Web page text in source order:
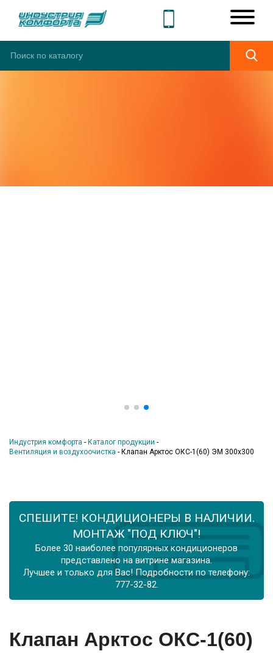
Индустрия комфорта - Каталог продукции -
Вентиляция и воздухоочистка - Клапан Арктос ОКС-1(60) ЭМ 300х300
СПЕШИТЕ! КОНДИЦИОНЕРЫ В НАЛИЧИИ.
МОНТАЖ "ПОД КЛЮЧ"!
Более 30 наиболее популярных кондиционеров
представлено на витрине магазина.
Лучшее и только для Вас! Подробности по телефону:
777-32-82.
Клапан Арктос ОКС-1(60)